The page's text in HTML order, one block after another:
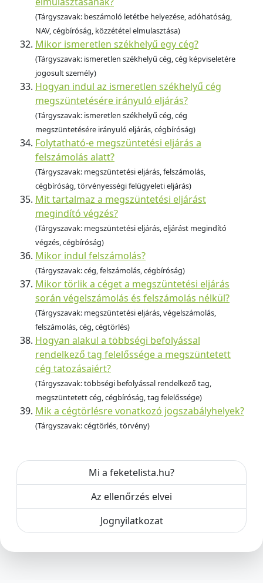
(Tárgyszavak: beszámoló letétbe helyezése, adóhatóság,
NAV, cégbíróság, közzététel elmulasztása)
Mikor ismeretlen székhelyű egy cég?
(Tárgyszavak: ismeretlen székhelyű cég, cég képviseletére
jogosult személy)
Hogyan indul az ismeretlen székhelyű cég
megszüntetésére irányuló eljárás?
(Tárgyszavak: ismeretlen székhelyű cég, cég
megszüntetésére irányuló eljárás, cégbíróság)
Folytatható-e megszüntetési eljárás a
felszámolás alatt?
(Tárgyszavak: megszüntetési eljárás, felszámolás,
cégbíróság, törvényességi felügyeleti eljárás)
Mit tartalmaz a megszüntetési eljárást
megindító végzés?
(Tárgyszavak: megszüntetési eljárás, eljárást megindító
végzés, cégbíróság)
Mikor indul felszámolás?
(Tárgyszavak: cég, felszámolás, cégbíróság)
Mikor törlik a céget a megszüntetési eljárás
során végelszámolás és felszámolás nélkül?
(Tárgyszavak: megszüntetési eljárás, végelszámolás,
felszámolás, cég, cégtörlés)
Hogyan alakul a többségi befolyással
rendelkező tag felelőssége a megszüntetett
cég tatozásaiért?
(Tárgyszavak: többségi befolyással rendelkező tag,
megszüntetett cég, cégbíróság, tag felelőssége)
Mik a cégtörlésre vonatkozó jogszabályhelyek?
(Tárgyszavak: cégtörlés, törvény)
Mi a feketelista.hu?
Az ellenőrzés elvei
Jognyilatkozat